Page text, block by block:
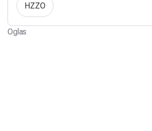
HZZO
Oglas